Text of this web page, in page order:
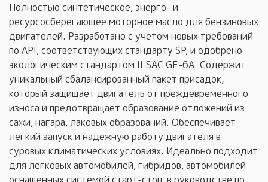
Полностью синтетическое, энерго- и
ресурсосберегающее моторное масло для бензиновых
двигателей. Разработано с учетом новых требований
по API, соответствующих стандарту SP, и одобрено
экологическим стандартом ILSAC GF-6A. Содержит
уникальный сбалансированный пакет присадок,
который защищает двигатель от преждевременного
износа и предотвращает образование отложений из
сажи, нагара, лаковых образований. Обеспечивает
легкий запуск и надежную работу двигателя в
суровых климатических условиях. Идеально подходит
для легковых автомобилей, гибридов, автомобилей